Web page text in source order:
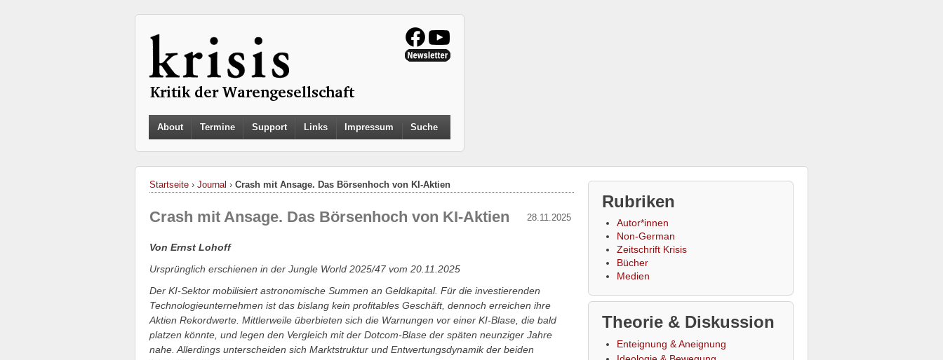
About Termine Support Links Impressum Suche
Startseite › Journal › Crash mit Ansage. Das Börsenhoch von KI-Aktien
28.11.2025
Crash mit Ansage. Das Börsenhoch von KI-Aktien
Von Ernst Lohoff
Ursprünglich erschienen in der Jungle World 2025/47 vom 20.11.2025
Der KI-Sektor mobilisiert astronomische Summen an Geldkapital. Für die investierenden
Technologieunternehmen ist das bislang kein profitables Geschäft, dennoch erreichen ihre
Aktien Rekordwerte. Mittlerweile überbieten sich die Warnungen vor einer KI-Blase, die bald
platzen könnte, und legen den Vergleich mit der Dotcom-Blase der späten neunziger Jahre
nahe. Allerdings unterscheiden sich Marktstruktur und Entwertungsdynamik der beiden
Rubriken
Autor*innen
Non-German
Zeitschrift Krisis
Bücher
Medien
Theorie & Diskussion
Enteignung & Aneignung